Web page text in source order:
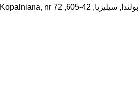
بولندا, سيليزيا, 42-605, Tarnowskie Góry, ul. Kopalniana, nr 72